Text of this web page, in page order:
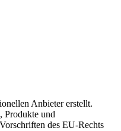
Anbieter erstellt.
Produkte und
des EU-Rechts